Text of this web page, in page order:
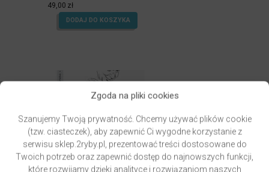
Zgoda na pliki cookies
Szanujemy Twoją prywatność. Chcemy używać plików cookie
(tzw. ciasteczek), aby zapewnić Ci wygodne korzystanie z
serwisu sklep.2ryby.pl, prezentować treści dostosowane do
Twoich potrzeb oraz zapewnić dostęp do najnowszych funkcji,
które rozwijamy dzięki analityce i rozwiązaniom naszych
5.00
na 5.
49,00 zł
DODAJ DO KOSZYKA